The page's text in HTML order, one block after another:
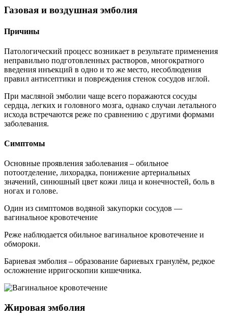
Газовая и воздушная эмболия
Причины
Патологический процесс возникает в результате применения
неправильно подготовленных растворов, многократного
введения инъекций в одно и то же место, несоблюдения
правил антисептики и повреждения стенок сосудов иглой.
При масляной эмболии чаще всего поражаются сосуды
сердца, легких и головного мозга, однако случаи летального
исхода встречаются реже по сравнению с другими формами
заболевания.
Симптомы
Основные проявления заболевания – обильное
потоотделение, лихорадка, понижение артериальных
значений, синюшный цвет кожи лица и конечностей, боль в
ногах и голове.
Один из симптомов водяной закупорки сосудов —
вагинальное кровотечение
Реже наблюдается обильное вагинальное кровотечение и
обмороки.
Бариевая эмболия – образование бариевых гранулём, редкое
осложнение ирригоскопии кишечника.
Жировая эмболия